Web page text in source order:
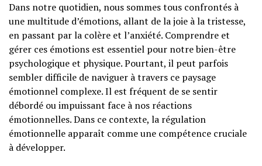
Dans notre quotidien, nous sommes tous confrontés à
une multitude d’émotions, allant de la joie à la tristesse,
en passant par la colère et l’anxiété. Comprendre et
gérer ces émotions est essentiel pour notre bien-être
psychologique et physique. Pourtant, il peut parfois
sembler difficile de naviguer à travers ce paysage
émotionnel complexe. Il est fréquent de se sentir
débordé ou impuissant face à nos réactions
émotionnelles. Dans ce contexte, la régulation
émotionnelle apparaît comme une compétence cruciale
à développer.